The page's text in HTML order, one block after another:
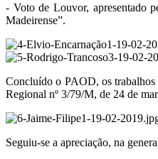
- Voto de Louvor, apresentado
Madeirense”.
Concluído o PAOD, os
Regional nº 3/79/M, de 24 de
Seguiu-se a apreciação, na